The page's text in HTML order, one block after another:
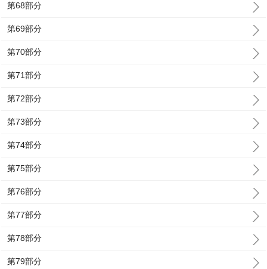
第68部分
第69部分
第70部分
第71部分
第72部分
第73部分
第74部分
第75部分
第76部分
第77部分
第78部分
第79部分